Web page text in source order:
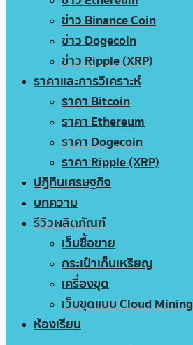
ข่าว Binance Coin
ข่าว Dogecoin
ข่าว Ripple (XRP)
ราคาและการวิเคราะห์
ราคา Bitcoin
ราคา Ethereum
ราคา Dogecoin
ราคา Ripple (XRP)
ปฏิทินเศรษฐกิจ
บทความ
รีวิวผลิตภัณฑ์
เว็บซื้อขาย
กระเป๋าเก็บเหรียญ
เครื่องขุด
เว็บขุดแบบ Cloud Mining
ห้องเรียน